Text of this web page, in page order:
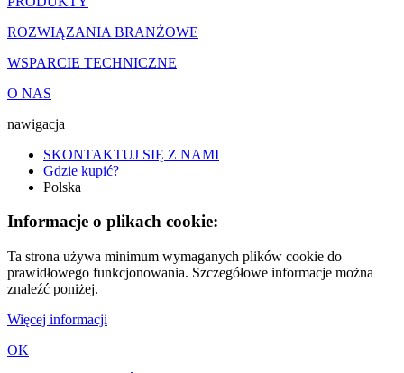
ROZWIĄZANIA BRANŻOWE
WSPARCIE TECHNICZNE
O NAS
nawigacja
SKONTAKTUJ SIĘ Z NAMI
Gdzie kupić?
Polska
Informacje o plikach cookie:
Ta strona używa minimum wymaganych plików cookie do
prawidłowego funkcjonowania. Szczegółowe informacje można
znaleźć poniżej.
Więcej informacji
OK